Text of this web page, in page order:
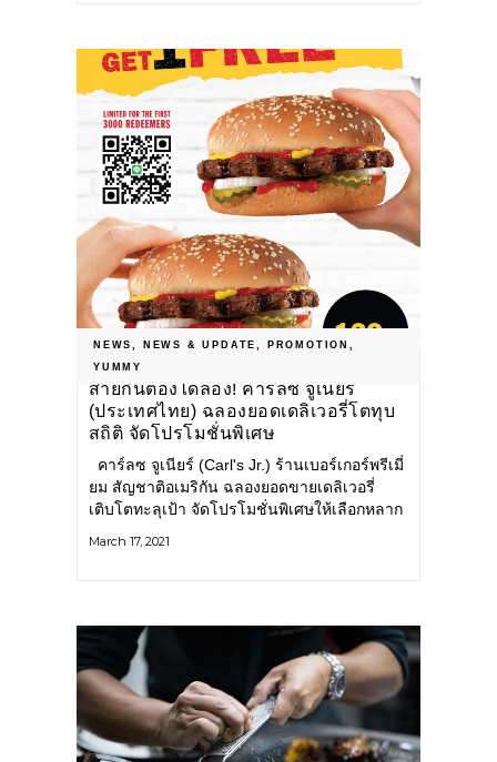
NEWS NEWS & UPDATE PROMOTION
YUMMY
สายกินต้องได้ลอง! คาร์ลซ จูเนียร์
(ประเทศไทย) ฉลองยอดเดลิเวอรี่โตทุบ
สถิติ จัดโปรโมชั่นพิเศษ
คาร์ลซ จูเนียร์ (Carl's Jr.) ร้านเบอร์เกอร์พรีเมี่
ยม สัญชาติอเมริกัน ฉลองยอดขายเดลิเวอรี่
เติบโตทะลุเป้า จัดโปรโมชั่นพิเศษให้เลือกหลาก
กรุงเทพฯ และพัทยา
March 17, 2021